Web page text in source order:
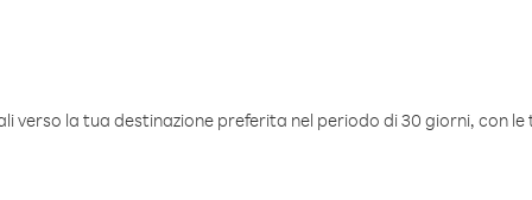
verso la tua destinazione preferita nel periodo di 30 giorni, con